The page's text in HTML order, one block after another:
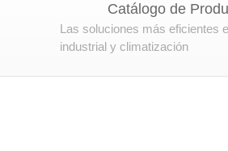
Catálogo de
Las soluciones más eficientes
industrial y climatización